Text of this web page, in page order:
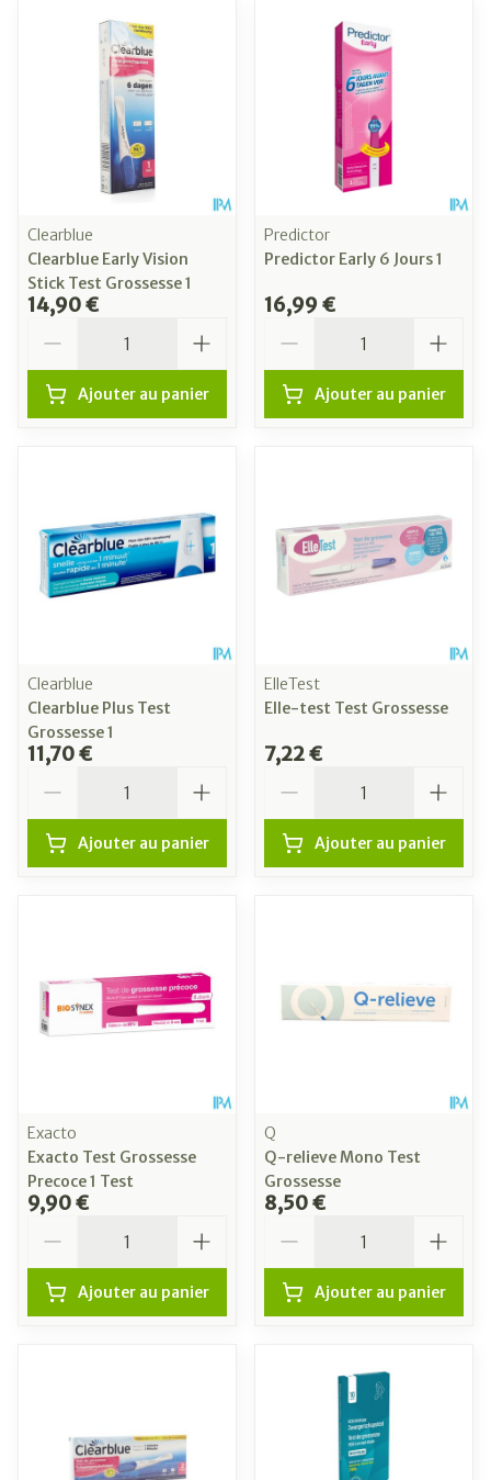
Clearblue
Clearblue Early Vision
Stick Test Grossesse 1
14,90 €
Ajouter au panier
Predictor
Predictor Early 6 Jours 1
16,99 €
Ajouter au panier
Clearblue
Clearblue Plus Test
Grossesse 1
11,70 €
Ajouter au panier
ElleTest
Elle-test Test Grossesse
7,22 €
Ajouter au panier
Exacto
Exacto Test Grossesse
Precoce 1 Test
9,90 €
Ajouter au panier
Q
Q-relieve Mono Test
Grossesse
8,50 €
Ajouter au panier